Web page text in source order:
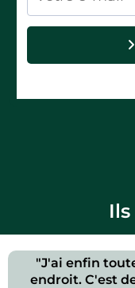
"J'ai enfin
endroit. C'est